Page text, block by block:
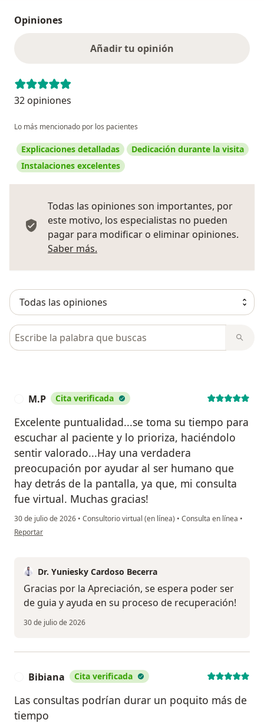
Opiniones
Añadir tu opinión
32 opiniones
Lo más mencionado por los pacientes
Explicaciones detalladas
Dedicación durante la visita
Instalaciones excelentes
Todas las opiniones son importantes, por
este motivo, los especialistas no pueden
pagar para modificar o eliminar opiniones.
Saber más.
Busca en opiniones
M.P Cita verificada
Excelente puntualidad...se toma su tiempo para
escuchar al paciente y lo prioriza, haciéndolo
sentir valorado...Hay una verdadera
preocupación por ayudar al ser humano que
hay detrás de la pantalla, ya que, mi consulta
fue virtual. Muchas gracias!
30 de julio de 2026 • Consultorio virtual (en línea) • Consulta en línea •
en opinión del usuario M.P
Reportar
Dr. Yuniesky Cardoso Becerra
Gracias por la Apreciación, se espera poder ser
de guia y ayuda en su proceso de recuperación!
30 de julio de 2026
Bibiana Cita verificada
Las consultas podrían durar un poquito más de
tiempo